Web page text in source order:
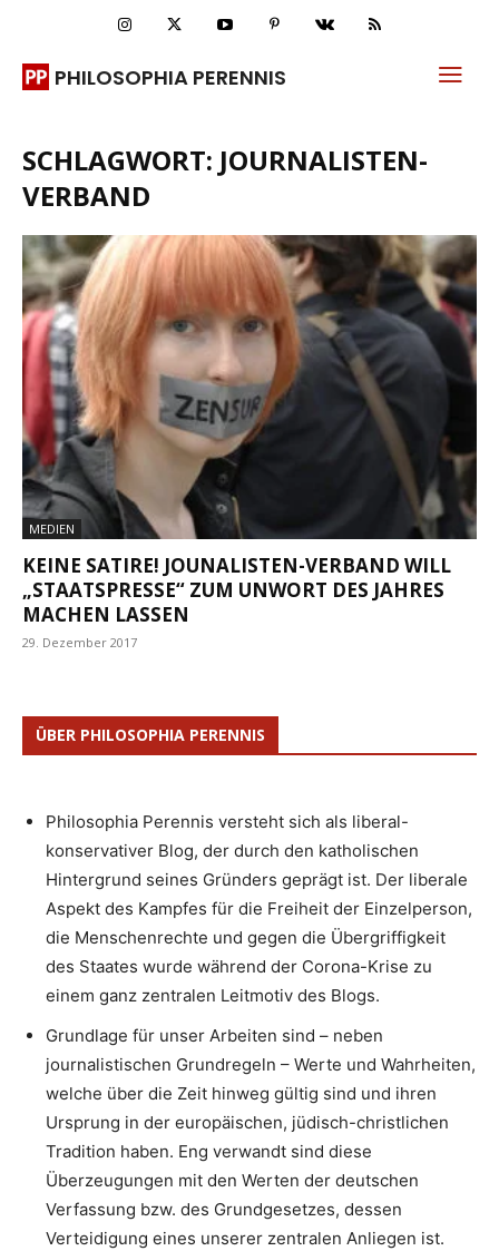
PHILOSOPHIA PERENNIS
SCHLAGWORT: JOURNALISTEN-
VERBAND
MEDIEN
KEINE SATIRE! JOUNALISTEN-VERBAND WILL
„STAATSPRESSE“ ZUM UNWORT DES JAHRES
MACHEN LASSEN
29. Dezember 2017
ÜBER PHILOSOPHIA PERENNIS
Philosophia Perennis versteht sich als liberal-
konservativer Blog, der durch den katholischen
Hintergrund seines Gründers geprägt ist. Der liberale
Aspekt des Kampfes für die Freiheit der Einzelperson,
die Menschenrechte und gegen die Übergriffigkeit
des Staates wurde während der Corona-Krise zu
einem ganz zentralen Leitmotiv des Blogs.
Grundlage für unser Arbeiten sind – neben
journalistischen Grundregeln – Werte und Wahrheiten,
welche über die Zeit hinweg gültig sind und ihren
Ursprung in der europäischen, jüdisch-christlichen
Tradition haben. Eng verwandt sind diese
Überzeugungen mit den Werten der deutschen
Verfassung bzw. des Grundgesetzes, dessen
Verteidigung eines unserer zentralen Anliegen ist.